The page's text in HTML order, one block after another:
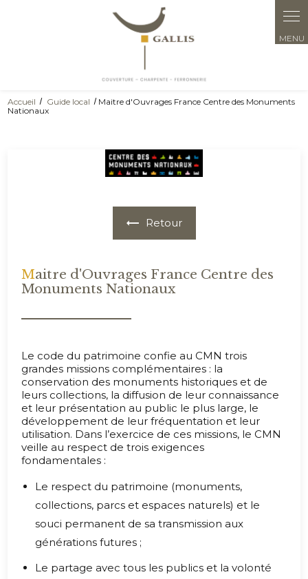
Accueil Guide local
Maitre d'Ouvrages France Centre des Monuments
Nationaux
Retour
Maitre d'Ouvrages France Centre des
Monuments Nationaux
Le code du patrimoine confie au CMN trois
grandes missions complémentaires : la
conservation des monuments historiques et de
leurs collections, la diffusion de leur connaissance
et leur présentation au public le plus large, le
développement de leur fréquentation et leur
utilisation. Dans l’exercice de ces missions, le CMN
veille au respect de trois exigences
fondamentales :
Le respect du patrimoine (monuments,
collections, parcs et espaces naturels) et le
souci permanent de sa transmission aux
générations futures ;
Le partage avec tous les publics et la volonté
Panneau de gestion des cookies